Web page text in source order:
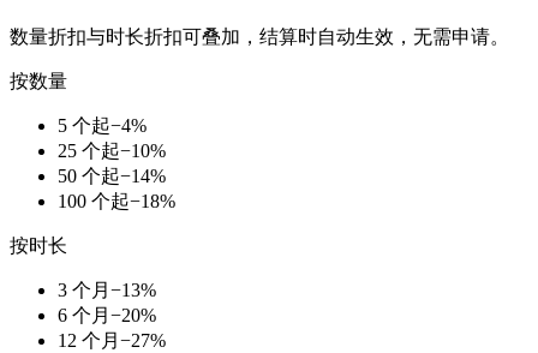
数量折扣与时长折扣可叠加，结算时自动生效，无需申请。
按数量
5 个起−4%
25 个起−10%
50 个起−14%
100 个起−18%
按时长
3 个月 −13%
6 个月 −20%
12 个月 −27%